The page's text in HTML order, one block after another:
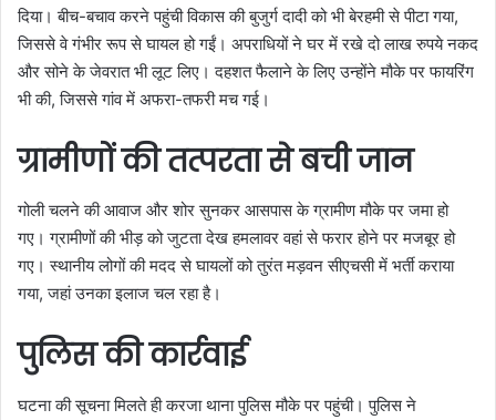
दिया। बीच-बचाव करने पहुंची विकास की बुजुर्ग दादी को भी बेरहमी से पीटा गया,
जिससे वे गंभीर रूप से घायल हो गईं। अपराधियों ने घर में रखे दो लाख रुपये नकद
और सोने के जेवरात भी लूट लिए। दहशत फैलाने के लिए उन्होंने मौके पर फायरिंग
भी की, जिससे गांव में अफरा-तफरी मच गई।
ग्रामीणों की तत्परता से बची जान
गोली चलने की आवाज और शोर सुनकर आसपास के ग्रामीण मौके पर जमा हो
गए। ग्रामीणों की भीड़ को जुटता देख हमलावर वहां से फरार होने पर मजबूर हो
गए। स्थानीय लोगों की मदद से घायलों को तुरंत मड़वन सीएचसी में भर्ती कराया
गया, जहां उनका इलाज चल रहा है।
पुलिस की कार्रवाई
घटना की सूचना मिलते ही करजा थाना पुलिस मौके पर पहुंची। पुलिस ने